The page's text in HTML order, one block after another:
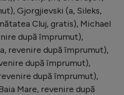
Gjorgjievski (a, Sileks,
Cluj, gratis), Michael
după împrumut),
revenire după împrumut),
după împrumut),
după împrumut),
Mare, revenire după